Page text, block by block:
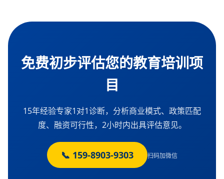
免费初步评估您的教育培训项
目
15年经验专家1对1诊断，分析商业模式、政策匹配
度、融资可行性，2小时内出具评估意见。
📞 159-8903-9303 扫码加微信